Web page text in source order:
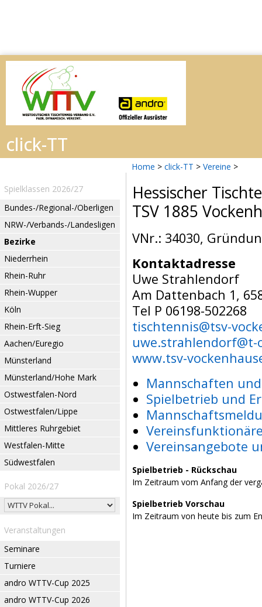
Home > click-TT > Vereine >
Spielklassen 2026/27
Bundes-/Regional-/Oberligen
NRW-/Verbands-/Landesligen
Bezirke
Niederrhein
Rhein-Ruhr
Rhein-Wupper
Köln
Rhein-Erft-Sieg
Aachen/Euregio
Münsterland
Münsterland/Hohe Mark
Ostwestfalen-Nord
Ostwestfalen/Lippe
Mittleres Ruhrgebiet
Westfalen-Mitte
Südwestfalen
Pokal 2026/27
Veranstaltungen
Seminare
Turniere
andro WTTV-Cup 2025
andro WTTV-Cup 2026
Hessischer
TSV 1885
VNr.: 34030,
Kontaktadresse
Uwe Strahlendorf
Am Dattenbach 1,
Tel P 06198-502268
tischtennis@tsv-
uwe.strahlendorf@t-
www.tsv-
Mannschaften
Spielbetrieb und
Vereinsangebote
Spielbetrieb - Rückschau
Im Zeitraum vom Anfang der
Spielbetrieb Vorschau
Im Zeitraum von heute bis zum